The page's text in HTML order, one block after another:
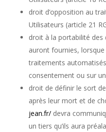
droit d’opposition au
Utilisateurs (article 21
droit à la portabilité des
auront fournies,
traitements
consentement ou sur
droit de définir le sort
après leur mort et de
jean.fr/devra
un tiers qu’ils aura